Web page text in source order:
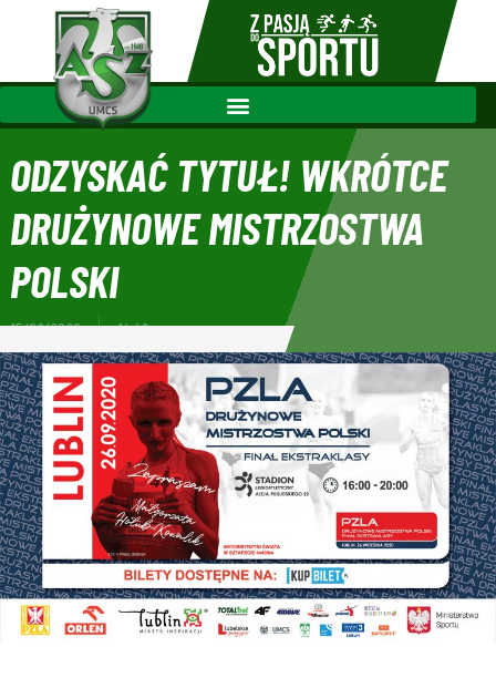
ODZYSKAĆ TYTUŁ! WKRÓTCE
DRUŻYNOWE MISTRZOSTWA
POLSKI
15/09/2020 14:48